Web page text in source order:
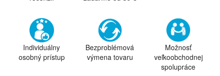
Individuálny
osobný prístup
Bezproblémová
výmena tovaru
Možnosť
veľkoobchodnej
spolupráce